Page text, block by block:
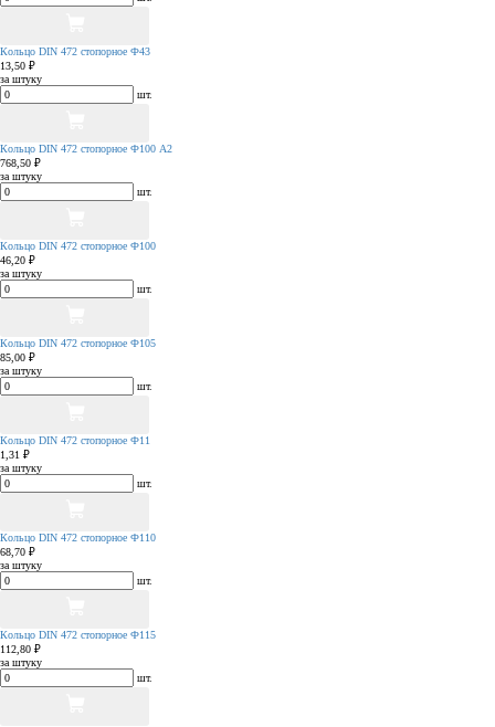
Кольцо DIN 472 стопорное Ф43
13,50 ₽
за штуку
шт.
Кольцо DIN 472 стопорное Ф100 А2
768,50 ₽
за штуку
шт.
Кольцо DIN 472 стопорное Ф100
46,20 ₽
за штуку
шт.
Кольцо DIN 472 стопорное Ф105
85,00 ₽
за штуку
шт.
Кольцо DIN 472 стопорное Ф11
1,31 ₽
за штуку
шт.
Кольцо DIN 472 стопорное Ф110
68,70 ₽
за штуку
шт.
Кольцо DIN 472 стопорное Ф115
112,80 ₽
за штуку
шт.